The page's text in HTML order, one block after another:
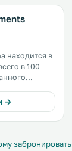
находится в
в 100
видами
→